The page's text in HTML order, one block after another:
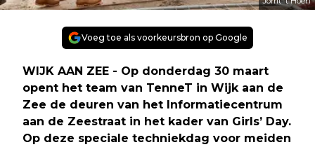
Voeg toe als voorkeursbron op Google
WIJK AAN ZEE - Op donderdag 30 maart
opent het team van TenneT in Wijk aan de
Zee de deuren van het Informatiecentrum
aan de Zeestraat in het kader van Girls’ Day.
Op deze speciale techniekdag voor meiden